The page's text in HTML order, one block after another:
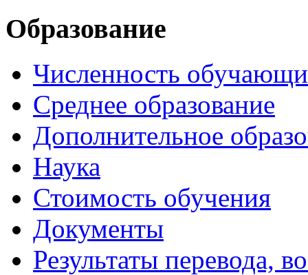
Образование
Численность
Среднее образование
Дополнительное
Наука
Стоимость обучения
Документы
Результаты перевода,